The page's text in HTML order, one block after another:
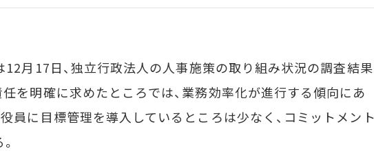
月17日、独立行政法人の人事施策の取り組み状況の調査結果
を明確に求めたところでは、業務効率化が進行する傾向にあ
員に目標管理を導入しているところは少なく、コミットメント